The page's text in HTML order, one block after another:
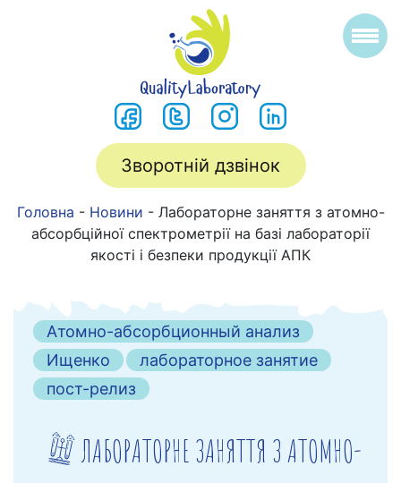
Зворотній дзвінок
Головна - Новини - Лабораторне заняття з атомно-
абсорбційної спектрометрії на базі лабораторії
якості і безпеки продукції АПК
Атомно-абсорбционный анализ
Ищенко
лабораторное занятие
пост-релиз
ЛАБОРАТОРНЕ ЗАНЯТТЯ З АТОМНО-